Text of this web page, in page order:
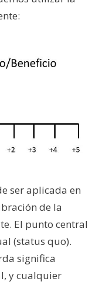
ser aplicada en
de la
El punto central
(status quo).
significa
y cualquier